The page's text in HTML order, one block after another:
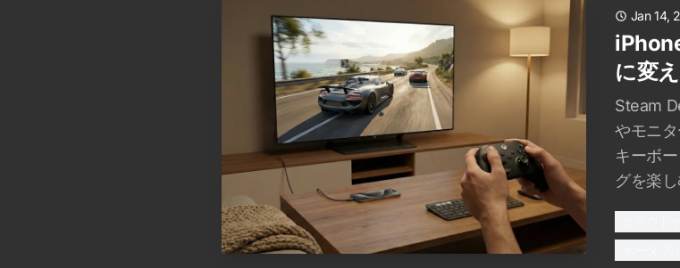
Jan 14,
に変
Steam
やモニ
キーボ
グを楽